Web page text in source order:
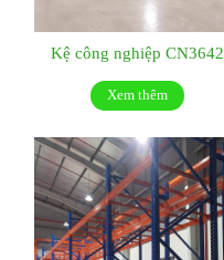
Kệ công nghiệp CN3642
Xem thêm